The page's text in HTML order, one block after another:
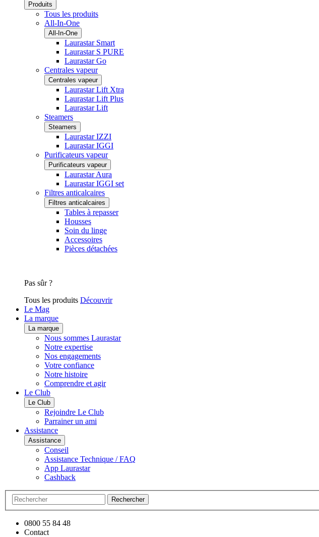
Produits
Tous les produits
All-In-One
All-In-One
Laurastar Smart
Laurastar S PURE
Laurastar Go
Centrales vapeur
Centrales vapeur
Laurastar Lift Xtra
Laurastar Lift Plus
Laurastar Lift
Steamers
Steamers
Laurastar IZZI
Laurastar IGGI
Purificateurs vapeur
Purificateurs vapeur
Laurastar Aura
Laurastar IGGI set
Filtres anticalcaires
Filtres anticalcaires
Tables à repasser
Housses
Soin du linge
Accessoires
Pièces détachées
Pas sûr ?
Tous les produits Découvrir
Le Mag
La marque
La marque
Nous sommes Laurastar
Notre expertise
Nos engagements
Votre confiance
Notre histoire
Comprendre et agir
Le Club
Le Club
Rejoindre Le Club
Parrainer un ami
Assistance
Assistance
Conseil
Assistance Technique / FAQ
App Laurastar
Cashback
Rechercher
0800 55 84 48
Contact